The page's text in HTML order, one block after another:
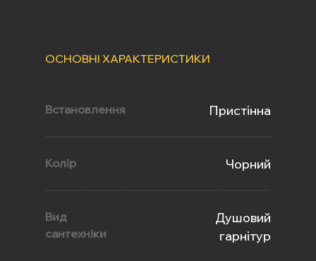
ОСНОВНІ ХАРАКТЕРИСТИКИ
Встановлення Пристінна
Колір Чорний
Вид
сантехніки
Душовий
гарнітур